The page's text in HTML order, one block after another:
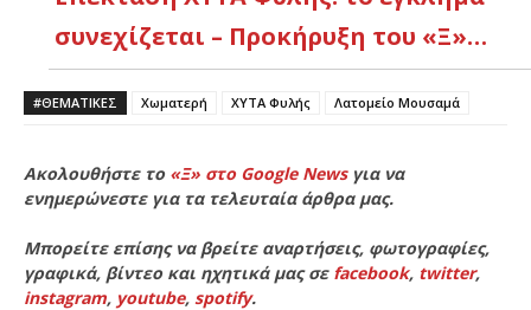
συνεχίζεται – Προκήρυξη του «Ξ»…
#ΘΕΜΑΤΙΚΈΣ Χωματερή ΧΥΤΑ Φυλής Λατομείο Μουσαμά
Ακολουθήστε το «Ξ» στο Google Newsγια να
ενημερώνεστε για τα τελευταία άρθρα μας.
Μπορείτε επίσης να βρείτε αναρτήσεις, φωτογραφίες,
γραφικά, βίντεο και ηχητικά μας σε facebook, twitter,
instagram, youtube, spotify.